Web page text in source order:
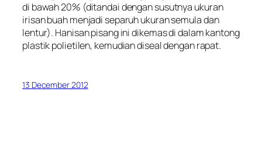
di bawah 20% (ditandai dengan susutnya ukuran
irisan buah menjadi separuh ukuran semula dan
lentur). Hanisan pisang ini dikemas di dalam kantong
plastik polietilen, kemudian diseal dengan rapat.
13 December 2012